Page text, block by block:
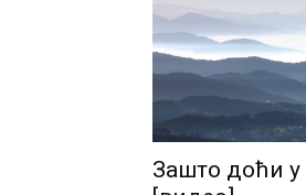
Зашто доћи у